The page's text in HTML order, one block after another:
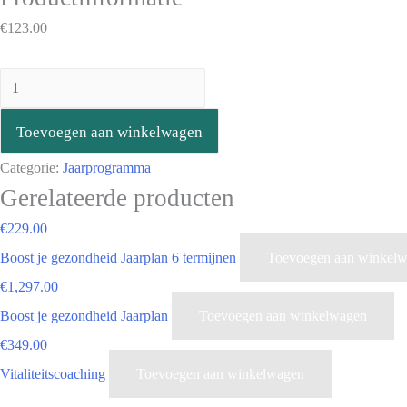
€123.00
Toevoegen aan winkelwagen
Categorie: Jaarprogramma
Gerelateerde producten
€229.00
Boost je gezondheid Jaarplan 6 termijnen
Toevoegen aan
€1,297.00
Boost je gezondheid Jaarplan
Toevoegen aan winkelwagen
€349.00
Vitaliteitscoaching
Toevoegen aan winkelwagen